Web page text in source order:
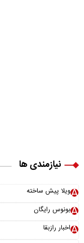
نیازمندی ها
ویلا پیش ساخته
بونوس رایگان
اخبار رازبقا